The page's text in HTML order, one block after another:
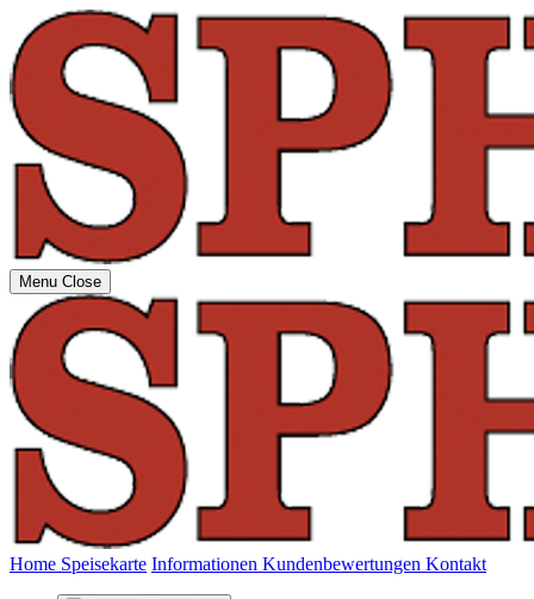
Menu Close
Home (aktuell)
Speisekarte Informationen Kundenbewertungen Kontakt